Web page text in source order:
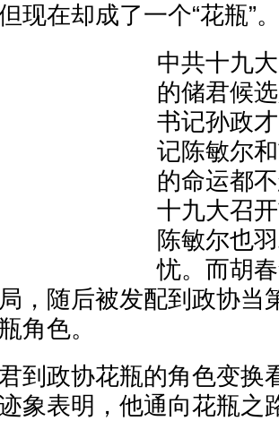
现在却成了一个“花瓶”
中共十九
的储君候
书记孙政
记陈敏尔
的命运都
十九大召
陈敏尔也
忧。而胡
，随后被发配到政协当
角色。
到政协花瓶的角色变换
象表明，他通向花瓶之